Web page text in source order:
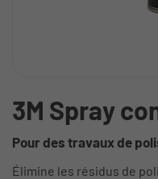
3M Spray
Pour des travaux de
Élimine les résidus de